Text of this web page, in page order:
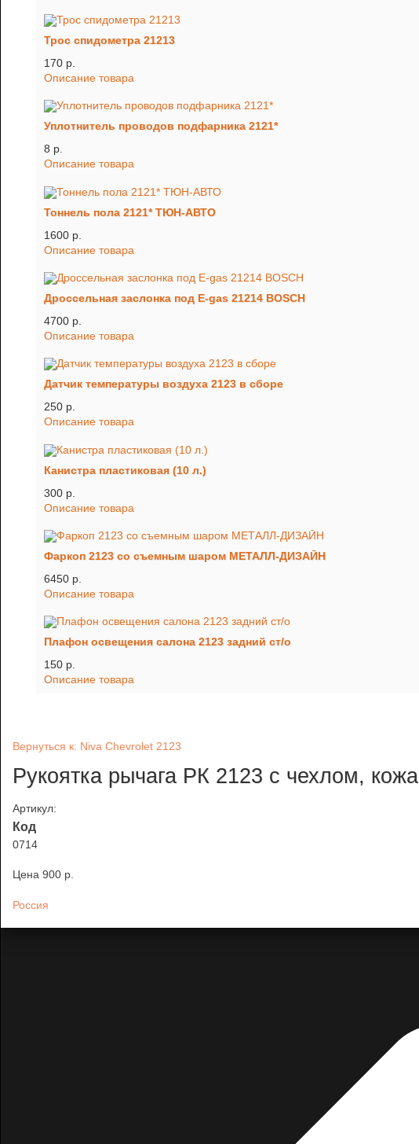
Трос спидометра 21213
170 p.
Описание товара
Уплотнитель проводов подфарника 2121*
8 p.
Описание товара
Тоннель пола 2121* ТЮН-АВТО
1600 p.
Описание товара
Дроссельная заслонка под E-gas 21214 BOSCH
4700 p.
Описание товара
Датчик температуры воздуха 2123 в сборе
250 p.
Описание товара
Канистра пластиковая (10 л.)
300 p.
Описание товара
Фаркоп 2123 со съемным шаром МЕТАЛЛ-ДИЗАЙН
6450 p.
Описание товара
Плафон освещения салона 2123 задний ст/о
150 p.
Описание товара
Вернуться к: Niva Chevrolet 2123
Рукоятка рычага РК 2123 с чехлом, кожа
Артикул:
Код
0714
Цена 900 p.
Россия